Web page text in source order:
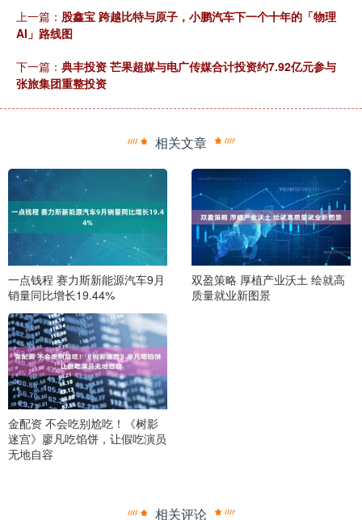
上一篇： 股鑫宝 跨越比特与原子，小鹏汽车下一个十年的「物理
AI」路线图
下一篇： 典丰投资 芒果超媒与电广传媒合计投资约7.92亿元参与
张旅集团重整投资
相关文章
一点钱程 赛力斯新能源汽车9月
销量同比增长19.44%
双盈策略 厚植产业沃土 绘就高
质量就业新图景
金配资 不会吃别尬吃！《树影
迷宫》廖凡吃馅饼，让假吃演员
无地自容
相关评论